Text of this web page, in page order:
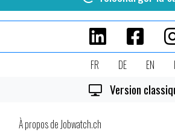
FR DE EN
Version
À propos de Jobwatch.ch